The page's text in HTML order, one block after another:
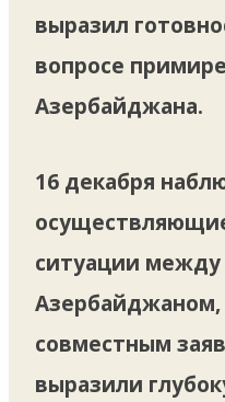
выразил
вопросе
Азербайджана.
16 декабря
ситуации
Азербайджаном,
совместным
выразили